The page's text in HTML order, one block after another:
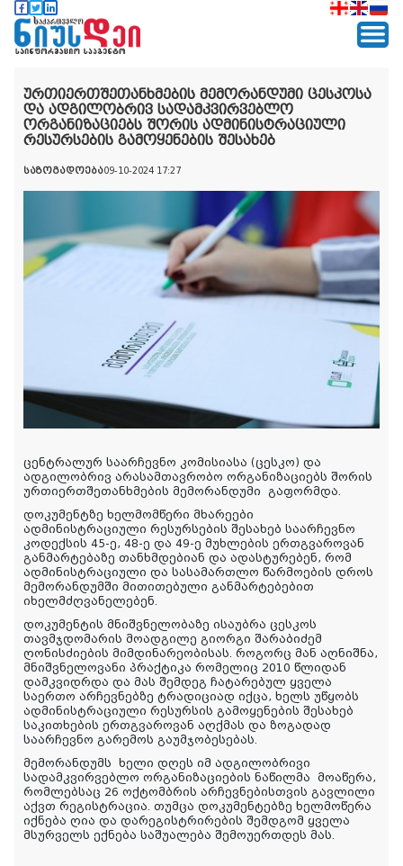
ურთიერთშეთანხმების მემორანდუმი ცესკოსა
და ადგილობრივ სადამკვირვებლო
ორგანიზაციებს შორის ადმინისტრაციული
რესურსების გამოყენების შესახებ
საზოგადოება09-10-2024 17:27
ცენტრალურ საარჩევნო კომისიასა (ცესკო) და
ადგილობრივ არასამთავრობო ორგანიზაციებს შორის
ურთიერთშეთანხმების მემორანდუმი გაფორმდა.
დოკუმენტზე ხელმომწერი მხარეები
ადმინისტრაციული რესურსების შესახებ საარჩევნო
კოდექსის 45-ე, 48-ე და 49-ე მუხლების ერთგვაროვან
განმარტებაზე თანხმდებიან და ადასტურებენ, რომ
ადმინისტრაციული და სასამართლო წარმოების დროს
მემორანდუმში მითითებული განმარტებებით
იხელმძღვანელებენ.
დოკუმენტის მნიშვნელობაზე ისაუბრა ცესკოს
თავმჯდომარის მოადგილე გიორგი შარაბიძემ
ღონისძიების მიმდინარეობისას. როგორც მან აღნიშნა,
მნიშვნელოვანი პრაქტიკა რომელიც 2010 წლიდან
დამკვიდრდა და მას შემდეგ ჩატარებულ ყველა
საერთო არჩევნებზე ტრადიციად იქცა, ხელს უწყობს
ადმინისტრაციული რესურსის გამოყენების შესახებ
საკითხების ერთგვაროვან აღქმას და ზოგადად
საარჩევნო გარემოს გაუმჯობესებას.
მემორანდუმს ხელი დღეს იმ ადგილობრივი
სადამკვირვებლო ორგანიზაციების ნაწილმა მოაწერა,
რომლებსაც 26 ოქტომბრის არჩევნებისთვის გავლილი
აქვთ რეგისტრაცია. თუმცა დოკუმენტებზე ხელმოწერა
იქნება ღია და დარეგისტრირების შემდგომ ყველა
მსურველს ექნება საშუალება შემოუერთდეს მას.